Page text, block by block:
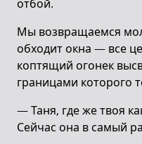
отбой.
Мы возвращаемся
обходит окна — все
коптящий огонек
границами которого
— Таня, где же твоя
Сейчас она в самый